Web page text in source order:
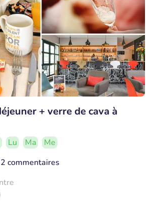
+ verre de cava à
Lu Ma
Me
commentaires